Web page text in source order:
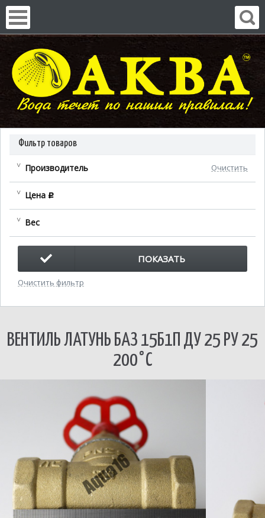
Фильтр товаров
Производитель Очистить
Цена c
Вес
ПОКАЗАТЬ
Очистить фильтр
ВЕНТИЛЬ ЛАТУНЬ БАЗ 15Б1П ДУ 25 РУ 25
200°С